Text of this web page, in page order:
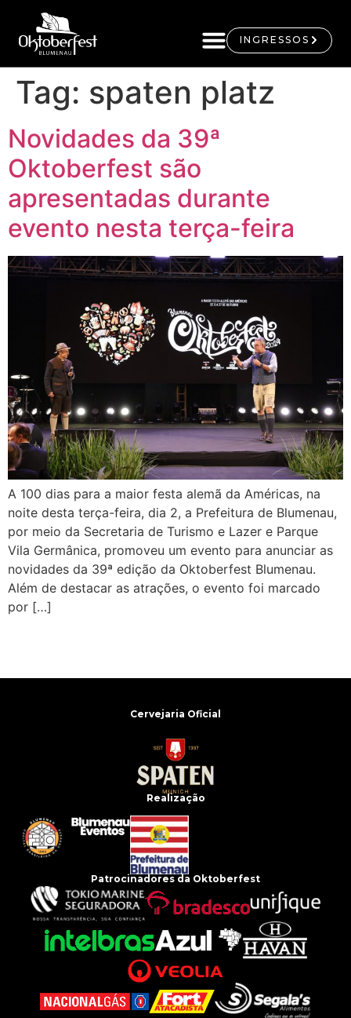
INGRESSOS
Tag: spaten platz
Novidades da 39ª
Oktoberfest são
apresentadas durante
evento nesta terça-feira
A 100 dias para a maior festa alemã da Américas, na
noite desta terça-feira, dia 2, a Prefeitura de Blumenau,
por meio da Secretaria de Turismo e Lazer e Parque
Vila Germânica, promoveu um evento para anunciar as
novidades da 39ª edição da Oktoberfest Blumenau.
Além de destacar as atrações, o evento foi marcado
por […]
Cervejaria Oficial
Realização
Patrocinadores da Oktoberfest